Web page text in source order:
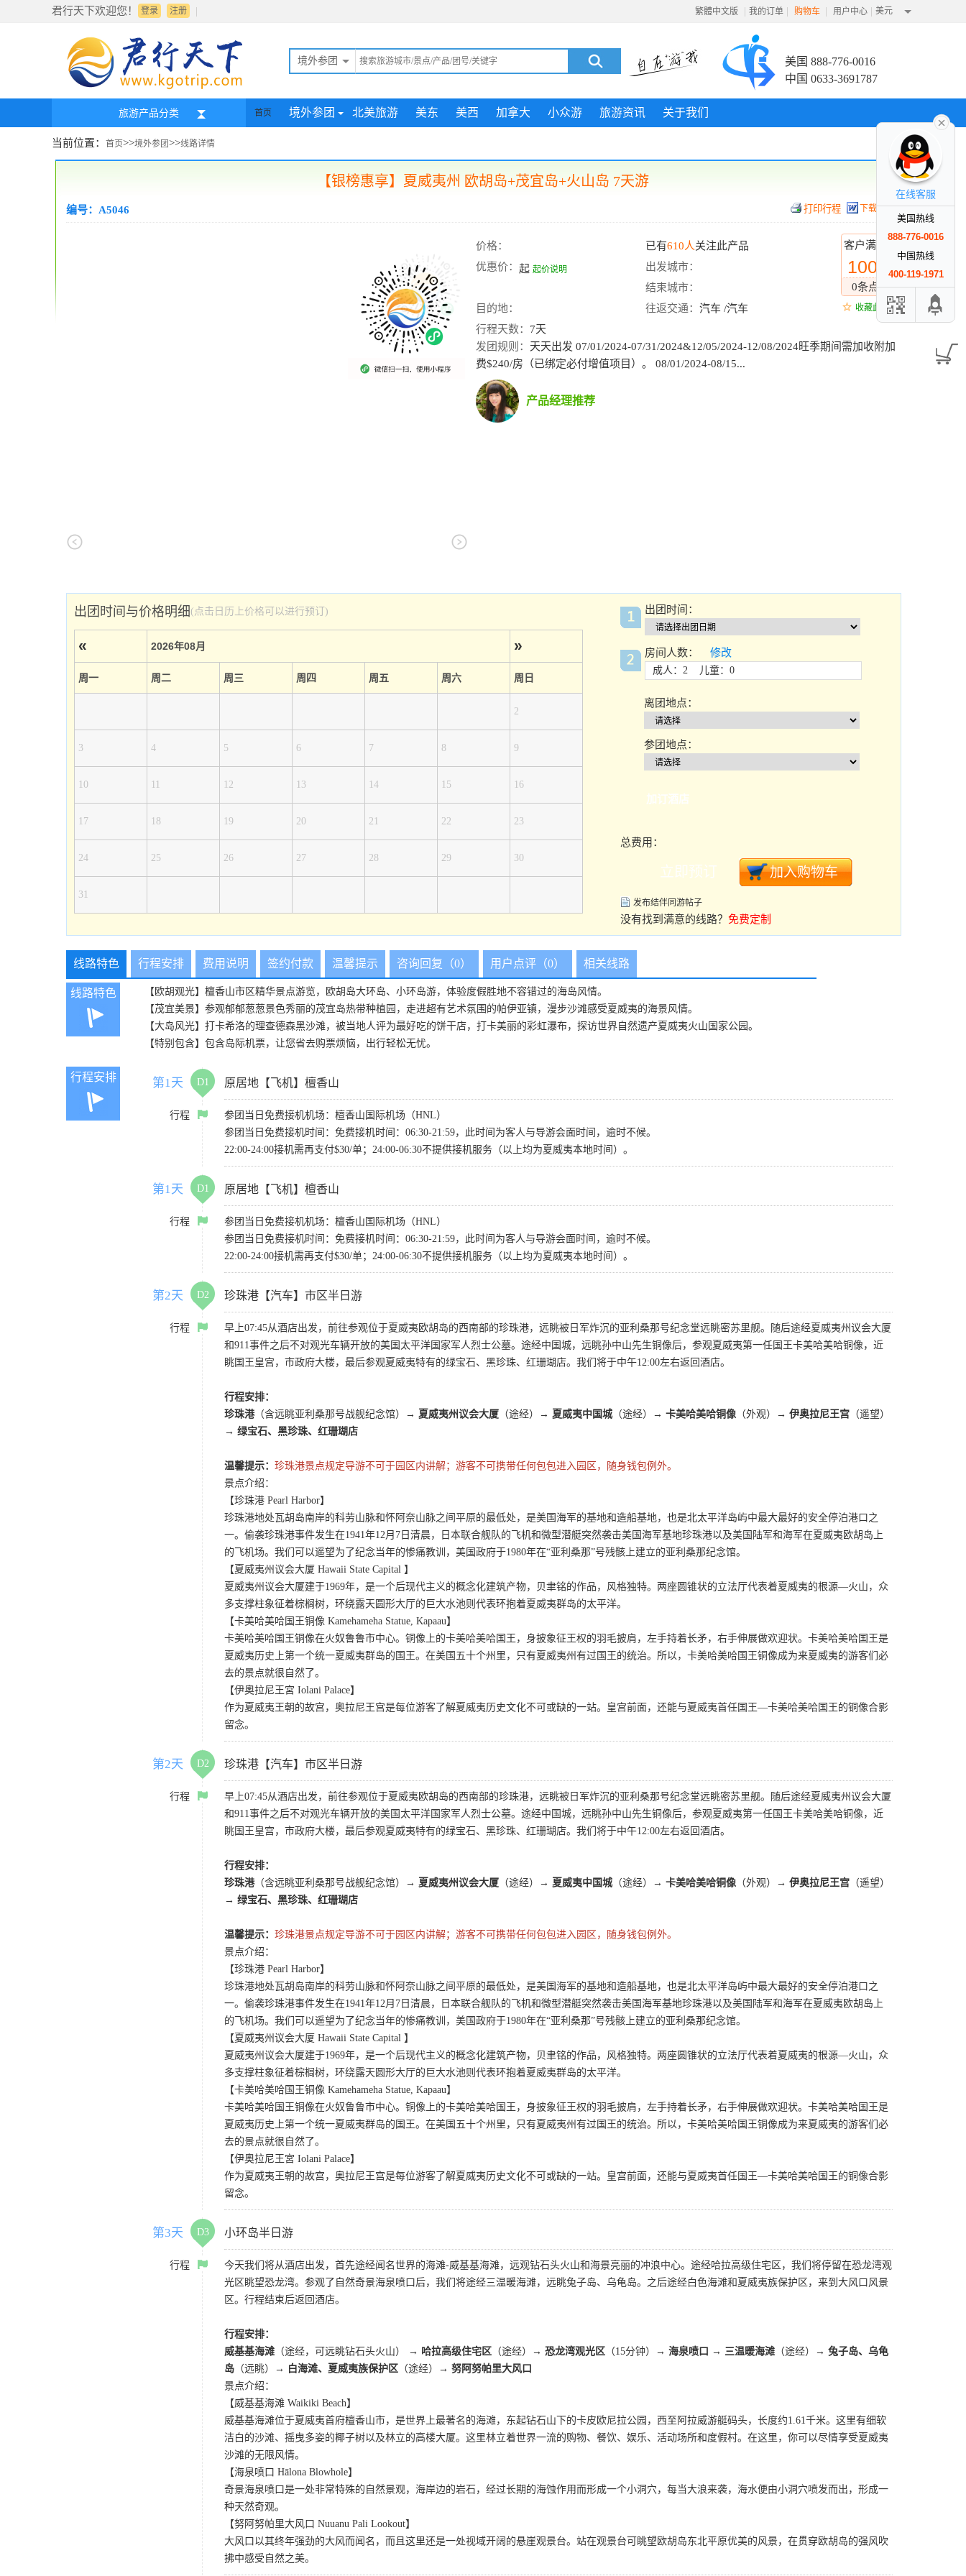
君行天下欢迎您！ 登录 |
注册 繁體中文版 | 我的订单 | 购物车 | 用户中心 | 美元
境外参团
美国 888-776-0016
中国 0633-3691787
旅游产品分类 首页 境外参团 北美旅游 美东 美西 加拿大 小众游 旅游资讯 关于我们
当前位置： 首页>>境外参团>>线路详情
【银榜惠享】夏威夷州 欧胡岛+茂宜岛+火山岛 7天游
编号：A5046 下载行程
客户满意度
100%
0条点评
收藏此线路
价格： 已有610人关注此产品
优惠价： 起 起价说明
出发城市：
结束城市：
目的地：
往返交通： 汽车 /汽车
行程天数： 7天
发团规则： 天天出发 07/01/2024-07/31/2024&12/05/2024-12/08/2024旺季期间需加收附加
费$240/房（已绑定必付增值项目）。 08/01/2024-08/15...
产品经理推荐
出团时间与价格明细(点击日历上价格可以进行预订)
« 2026年08月 »
周一 周二 周三 周四 周五 周六 周日
2
3 4 5 6 7 8 9
10 11 12 13 14 15 16
17 18 19 20 21 22 23
24 25 26 27 28 29 30
31
出团时间：
房间人数： 修改
成人：2 儿童：0
离团地点：
参团地点：
加订酒店
总费用：
发布结伴同游帖子
没有找到满意的线路？ 免费定制
线路特色 行程安排 费用说明 签约付款 温馨提示 咨询回复（0） 用户点评（0） 相关线路
线路特色
【欧胡观光】檀香山市区精华景点游览，欧胡岛大环岛、小环岛游，体验度假胜地不容错过的海岛风情。
【茂宜美景】参观郁郁葱葱景色秀丽的茂宜岛热带种植园，走进超有艺术氛围的帕伊亚镇，漫步沙滩感受夏威夷的海景风情。
【大岛风光】打卡希洛的理查德森黑沙滩，被当地人评为最好吃的饼干店，打卡美丽的彩虹瀑布，探访世界自然遗产夏威夷火山国家公园。
【特别包含】包含岛际机票，让您省去购票烦恼，出行轻松无忧。
行程安排 第1天 D1 原居地【飞机】檀香山
行程
参团当日免费接机机场：檀香山国际机场（HNL）
参团当日免费接机时间：免费接机时间：06:30-21:59，此时间为客人与导游会面时间，逾时不候。
22:00-24:00接机需再支付$30/单；24:00-06:30不提供接机服务（以上均为夏威夷本地时间）。
第1天 D1 原居地【飞机】檀香山
行程
参团当日免费接机机场：檀香山国际机场（HNL）
参团当日免费接机时间：免费接机时间：06:30-21:59，此时间为客人与导游会面时间，逾时不候。
22:00-24:00接机需再支付$30/单；24:00-06:30不提供接机服务（以上均为夏威夷本地时间）。
第2天 D2 珍珠港【汽车】市区半日游
行程
早上07:45从酒店出发，前往参观位于夏威夷欧胡岛的西南部的珍珠港，远眺被日军炸沉的亚利桑那号纪念堂远眺密苏里舰。随后途经夏威夷州议会大厦
和911事件之后不对观光车辆开放的美国太平洋国家军人烈士公墓。途经中国城，远眺孙中山先生铜像后，参观夏威夷第一任国王卡美哈美哈铜像，近
眺国王皇宫，市政府大楼，最后参观夏威夷特有的绿宝石、黑珍珠、红珊瑚店。我们将于中午12:00左右返回酒店。
行程安排：
珍珠港（含远眺亚利桑那号战舰纪念馆）→ 夏威夷州议会大厦 （途经）→ 夏威夷中国城 （途经）→ 卡美哈美哈铜像 （外观）→ 伊奥拉尼王宫 （遥望）
→ 绿宝石、黑珍珠、红珊瑚店
温馨提示： 珍珠港景点规定导游不可于园区内讲解；游客不可携带任何包包进入园区，随身钱包例外。
景点介绍：
【珍珠港 Pearl Harbor】
珍珠港地处瓦胡岛南岸的科劳山脉和怀阿奈山脉之间平原的最低处，是美国海军的基地和造船基地，也是北太平洋岛屿中最大最好的安全停泊港口之
一。偷袭珍珠港事件发生在1941年12月7日清晨，日本联合舰队的飞机和微型潜艇突然袭击美国海军基地珍珠港以及美国陆军和海军在夏威夷欧胡岛上
的飞机场。我们可以遥望为了纪念当年的惨痛教训，美国政府于1980年在“亚利桑那”号残骸上建立的亚利桑那纪念馆。
【夏威夷州议会大厦 Hawaii State Capital 】
夏威夷州议会大厦建于1969年，是一个后现代主义的概念化建筑产物，贝聿铭的作品，风格独特。两座圆锥状的立法厅代表着夏威夷的根源—火山，众
多支撑柱象征着棕榈树，环绕露天圆形大厅的巨大水池则代表环抱着夏威夷群岛的太平洋。
【卡美哈美哈国王铜像 Kamehameha Statue, Kapaau】
卡美哈美哈国王铜像在火奴鲁鲁市中心。铜像上的卡美哈美哈国王，身披象征王权的羽毛披肩，左手持着长矛，右手伸展做欢迎状。卡美哈美哈国王是
夏威夷历史上第一个统一夏威夷群岛的国王。在美国五十个州里，只有夏威夷州有过国王的统治。所以，卡美哈美哈国王铜像成为来夏威夷的游客们必
去的景点就很自然了。
【伊奧拉尼王宮 Iolani Palace】
作为夏威夷王朝的故宫，奥拉尼王宫是每位游客了解夏威夷历史文化不可或缺的一站。皇宫前面，还能与夏威夷首任国王—卡美哈美哈国王的铜像合影
留念。
第2天 D2 珍珠港【汽车】市区半日游
行程
早上07:45从酒店出发，前往参观位于夏威夷欧胡岛的西南部的珍珠港，远眺被日军炸沉的亚利桑那号纪念堂远眺密苏里舰。随后途经夏威夷州议会大厦
和911事件之后不对观光车辆开放的美国太平洋国家军人烈士公墓。途经中国城，远眺孙中山先生铜像后，参观夏威夷第一任国王卡美哈美哈铜像，近
眺国王皇宫，市政府大楼，最后参观夏威夷特有的绿宝石、黑珍珠、红珊瑚店。我们将于中午12:00左右返回酒店。
行程安排：
珍珠港（含远眺亚利桑那号战舰纪念馆）→ 夏威夷州议会大厦 （途经）→ 夏威夷中国城 （途经）→ 卡美哈美哈铜像 （外观）→ 伊奥拉尼王宫 （遥望）
→ 绿宝石、黑珍珠、红珊瑚店
温馨提示： 珍珠港景点规定导游不可于园区内讲解；游客不可携带任何包包进入园区，随身钱包例外。
景点介绍：
【珍珠港 Pearl Harbor】
珍珠港地处瓦胡岛南岸的科劳山脉和怀阿奈山脉之间平原的最低处，是美国海军的基地和造船基地，也是北太平洋岛屿中最大最好的安全停泊港口之
一。偷袭珍珠港事件发生在1941年12月7日清晨，日本联合舰队的飞机和微型潜艇突然袭击美国海军基地珍珠港以及美国陆军和海军在夏威夷欧胡岛上
的飞机场。我们可以遥望为了纪念当年的惨痛教训，美国政府于1980年在“亚利桑那”号残骸上建立的亚利桑那纪念馆。
【夏威夷州议会大厦 Hawaii State Capital 】
夏威夷州议会大厦建于1969年，是一个后现代主义的概念化建筑产物，贝聿铭的作品，风格独特。两座圆锥状的立法厅代表着夏威夷的根源—火山，众
多支撑柱象征着棕榈树，环绕露天圆形大厅的巨大水池则代表环抱着夏威夷群岛的太平洋。
【卡美哈美哈国王铜像 Kamehameha Statue, Kapaau】
卡美哈美哈国王铜像在火奴鲁鲁市中心。铜像上的卡美哈美哈国王，身披象征王权的羽毛披肩，左手持着长矛，右手伸展做欢迎状。卡美哈美哈国王是
夏威夷历史上第一个统一夏威夷群岛的国王。在美国五十个州里，只有夏威夷州有过国王的统治。所以，卡美哈美哈国王铜像成为来夏威夷的游客们必
去的景点就很自然了。
【伊奧拉尼王宮 Iolani Palace】
作为夏威夷王朝的故宫，奥拉尼王宫是每位游客了解夏威夷历史文化不可或缺的一站。皇宫前面，还能与夏威夷首任国王—卡美哈美哈国王的铜像合影
留念。
第3天 D3 小环岛半日游
行程
今天我们将从酒店出发，首先途经闻名世界的海滩-威基基海滩，远观钻石头火山和海景亮丽的冲浪中心。途经哈拉高级住宅区，我们将停留在恐龙湾观
光区眺望恐龙湾。参观了自然奇景海泉喷口后，我们将途经三温暖海滩，远眺兔子岛、乌龟岛。之后途经白色海滩和夏威夷族保护区，来到大风口风景
区。行程结束后返回酒店。
行程安排：
威基基海滩 （途经，可远眺钻石头火山） → 哈拉高级住宅区 （途经）→ 恐龙湾观光区 （15分钟）→ 海泉喷口 → 三温暖海滩 （途经）→ 兔子岛、乌龟
岛 （远眺）→ 白海滩、夏威夷族保护区 （途经）→ 努阿努帕里大风口
景点介绍：
【威基基海滩 Waikiki Beach】
威基基海滩位于夏威夷首府檀香山市，是世界上最著名的海滩，东起钻石山下的卡皮欧尼拉公园，西至阿拉威游艇码头，长度约1.61千米。这里有细软
洁白的沙滩、摇曳多姿的椰子树以及林立的高楼大厦。这里林立着世界一流的购物、餐饮、娱乐、活动场所和度假村。在这里，你可以尽情享受夏威夷
沙滩的无限风情。
【海泉喷口 Hālona Blowhole】
奇景海泉喷口是一处非常特殊的自然景观，海岸边的岩石，经过长期的海蚀作用而形成一个小洞穴，每当大浪来袭，海水便由小洞穴喷发而出，形成一
种天然奇观。
【努阿努帕里大风口 Nuuanu Pali Lookout】
大风口以其终年强劲的大风而闻名，而且这里还是一处视域开阔的悬崖观景台。站在观景台可眺望欧胡岛东北平原优美的风景，在贯穿欧胡岛的强风吹
拂中感受自然之美。
在线客服
美国热线
888-776-0016
中国热线
400-119-1971